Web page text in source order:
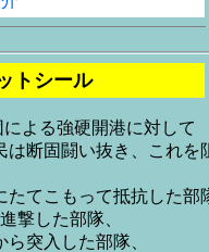
トシール
よる強硬開港に対して
断固闘い抜き、これを
てこもって抵抗した部
撃した部隊、
突入した部隊、